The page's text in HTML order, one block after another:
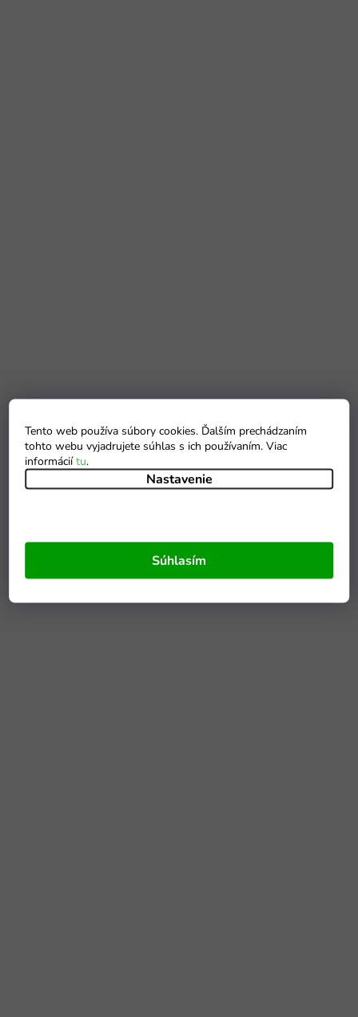
Tento web používa súbory cookies. Ďalším prechádzaním
tohto webu vyjadrujete súhlas s ich používaním. Viac
informáciítu.
Nastavenie
Súhlasím